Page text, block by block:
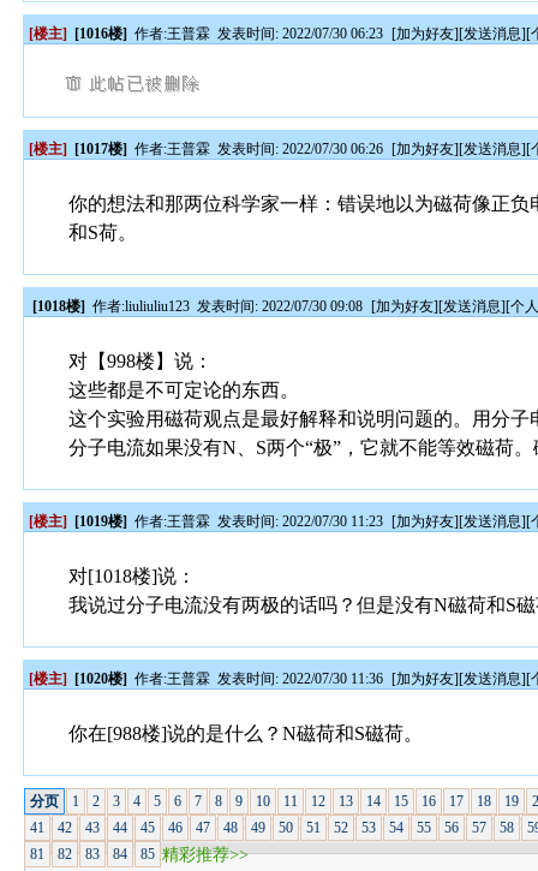
[楼主] [1016楼] 作者:王普霖 发表时间: 2022/07/30 06:23 [加为好友][发送消息][
[楼主] [1017楼] 作者:王普霖 发表时间: 2022/07/30 06:26 [加为好友][发送消息][
你的想法和那两位科学家一样：错误地以为磁荷像正
和S荷。
[1018楼] 作者:liuliuliu123 发表时间: 2022/07/30 09:08 [加为好友][发送消息][个
对【998楼】说：
这些都是不可定论的东西。
这个实验用磁荷观点是最好解释和说明问题的。用分
分子电流如果没有N、S两个“极”，它就不能等效磁荷
[楼主] [1019楼] 作者:王普霖 发表时间: 2022/07/30 11:23 [加为好友][发送消息][
对[1018楼]说：
我说过分子电流没有两极的话吗？但是没有N磁荷和S
[楼主] [1020楼] 作者:王普霖 发表时间: 2022/07/30 11:36 [加为好友][发送消息][
你在[988楼]说的是什么？N磁荷和S磁荷。
分页 1 2 3 4 5 6 7 8 9 10 11 12 13 14 15 16 17 18 19
41
42 43 44 45 46 47 48 49 50 51 52 53 54 55 56 57 58
81
82 83 84 85 精彩推荐>>